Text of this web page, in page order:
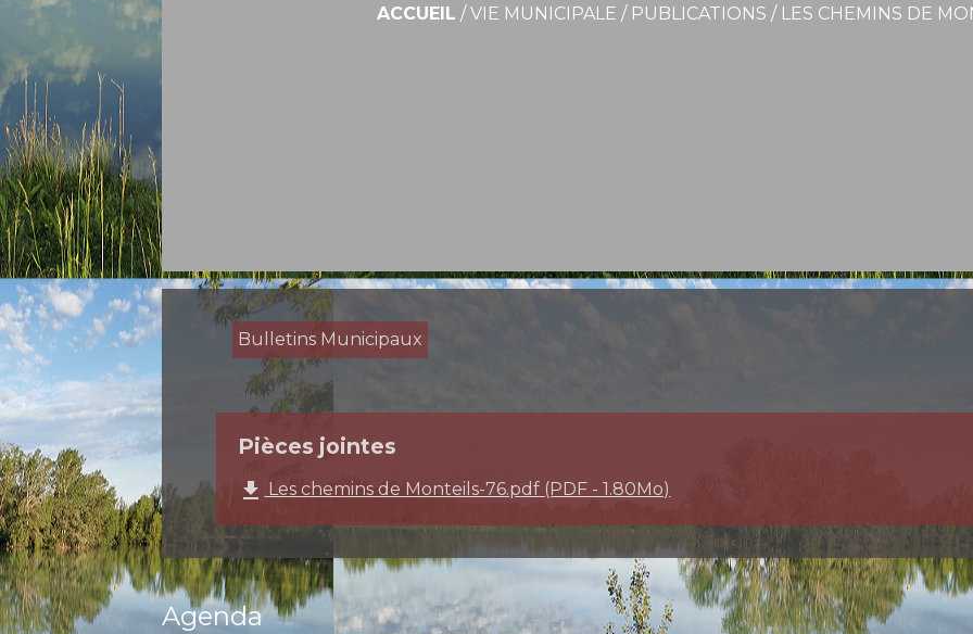
ACCUEIL /VIE MUNICIPALE / PUBLICATIONS / LES CHEMINS DE
Bulletins Municipaux
Pièces jointes
file_download Les chemins de Monteils-76.pdf (PDF - 1.80Mo)
Agenda